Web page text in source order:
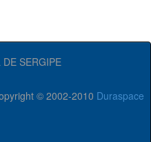
DE SERGIPE
© 2002-2010 Duraspace